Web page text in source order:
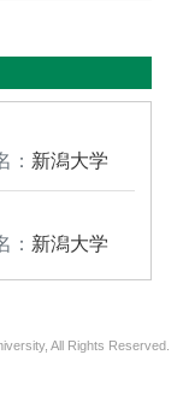
： 新潟大学
： 新潟大学
All Rights Reserved.